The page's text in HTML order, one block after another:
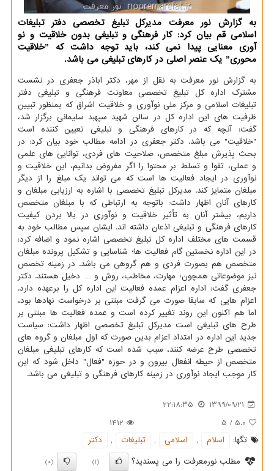
به گزارش نور معرفت مدیرکل تبلیغ تخصصی دفتر تبلیغات
اسلامی قم بیان کرد: کار فرهنگی و تبلیغی بدون خلاقیت و نو
آوری معنایی پیدا نمی کند، باید توجه داشت که ˮخلاقیت
محوریˮ یک عنصر اصلی در کارهای تبلیغی می باشد.
به گزارش نور معرفت به نقل از مهر، دکتر اباذر جعفری در نشست
مشترک اداره کل تبلیغ تخصصی معاونت فرهنگی و تبلیغی دفتر
تبلیغات اسلامی و مرکز ملی نوآوری و خلاقیت اشراق که بمنظور تبیین
ظرفیت های این اداره کل در سالن شهید سپهبد سلیمانی برگزار شد،
گفت: آنچه که در کارهای فرهنگی و تبلیغی تعیین کننده است
"خلاقیت" می باشد. دکتر جعفری در ادامه مطالب خود بیان کرد: در
بحث پذیرش مبلغ متخصص، صلاحیت های فردی، توانایی های علمی
و عملی، تقوا و تسلط بر محتوا را اگر مفروض بدانیم، این خلاقیت و
نوآوری در ایجاد فعالیت ها است که می تواند یک مبلغ را از دیگر
مبلغان متمایز کند. مدیرکل تبلیغ تخصصی با اشاره به ارزیابی مبلغان و
کارهای آنان اظهار داشت: باتوجه به ارتباطی که با مبلغان متخصص
داریم، بیشتر آنان به تأثیر خلاقیت و نوآوری در بالا بردن کیفیت
کارهای فرهنگی و تبلیغی اذعان داشته اند. ایشان سپس مطالب خود به
قسمت های مختلف اداره کل تبلیغ تخصصی اشاره نمود و اضافه کرد:
در این اداره نخستین گام فعالیت ها؛ شناسایی و تشکیل پرونده مبلغان
متخصص هم بصورت فردی و هم گروهی می باشد. در زمینه تخصص
نیز موضوعاتی همچون؛ مهارت، مخاطب، روش و … دخیل هستند. دکتر
جعفری گفت: اداره اعزام عمده فعالیت این اداره کل را برعهده دارد.
اعزام هایی که سابقا صورت می گرفت مبتنی بر درخواست نهادها بود،
اما هم اکنون این روند تغییر کرده است و عمده فعالیت ها مبتنی بر
طرح های تبلیغی است مدیرکل تبلیغ تخصصی اظهار داشت: سیاست
جدید این اداره در امتداد اعزام بدین صورت که اول مبلغان و گروه های
تخصصی طرح عرضه کنند، سبب شده است که کارهای تبلیغی مبلغان
متخصص از حیطه انفعال بیرون و در حوزه "فعال" داخل شود که این
کار موجب ایجاد نوآوری در زمینه کارهای فرهنگی و تبلیغی می باشد.
1399/09/21
22:18:35
5.0
/
5
1412
تگها:
اسلام , اسلامی , تبلیغات ,
دكتر
مطلب نورمعرفت را می پسندید؟
(1)
(0)